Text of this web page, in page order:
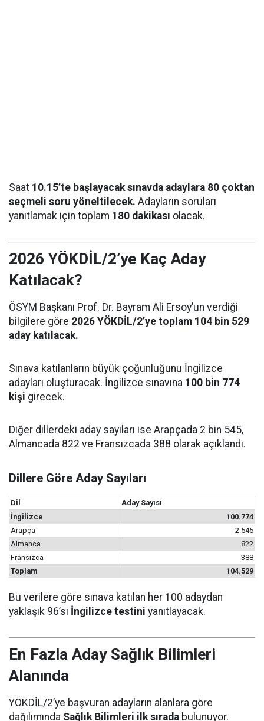
Saat 10.15’te başlayacak sınavda adaylara 80 çoktan
seçmeli soru yöneltilecek. Adayların soruları
yanıtlamak için toplam 180 dakikası olacak.
2026 YÖKDİL/2’ye Kaç Aday
Katılacak?
ÖSYM Başkanı Prof. Dr. Bayram Ali Ersoy’un verdiği
bilgilere göre 2026 YÖKDİL/2’ye toplam 104 bin 529
aday katılacak.
Sınava katılanların büyük çoğunluğunu İngilizce
adayları oluşturacak. İngilizce sınavına 100 bin 774
kişi girecek.
Diğer dillerdeki aday sayıları ise Arapçada 2 bin 545,
Almancada 822 ve Fransızcada 388 olarak açıklandı.
Dillere Göre Aday Sayıları
Dil
Aday Sayısı
İngilizce
100.774
Arapça
2.545
Almanca
822
Fransızca
388
Toplam
104.529
Bu verilere göre sınava katılan her 100 adaydan
yaklaşık 96’sı İngilizce testini yanıtlayacak.
En Fazla Aday Sağlık Bilimleri
Alanında
YÖKDİL/2’ye başvuran adayların alanlara göre
dağılımında Sağlık Bilimleri ilk sırada bulunuyor.